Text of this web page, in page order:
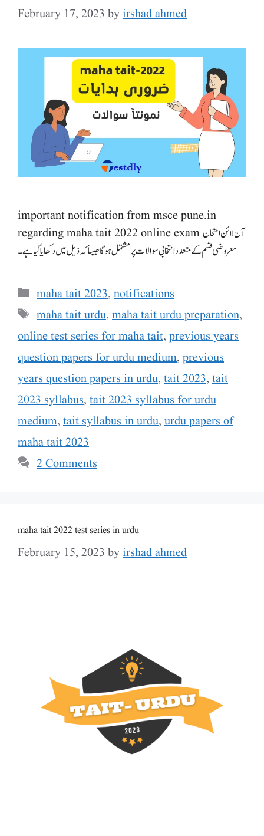
February 17, 2023 byirshad ahmed
important notification from msce pune.in
regarding maha tait 2022 online exam آن لائن امتحان
معروضی قسم کے متعدد انتخابی سوالات پر مشتمل ہوگا جیسا کہ ذیل میں دکھایا گیا ہے۔
Categories
maha tait 2023, notifications
Tags
maha tait urdu, maha tait urdu preparation,
online test series for maha tait, previous years
question papers for urdu medium, previous
years question papers in urdu, tait 2023, tait
2023 syllabus, tait 2023 syllabus for urdu
medium, tait syllabus in urdu, urdu papers of
maha tait 2023
2 Comments
maha tait 2022 test series in urdu
February 15, 2023 byirshad ahmed